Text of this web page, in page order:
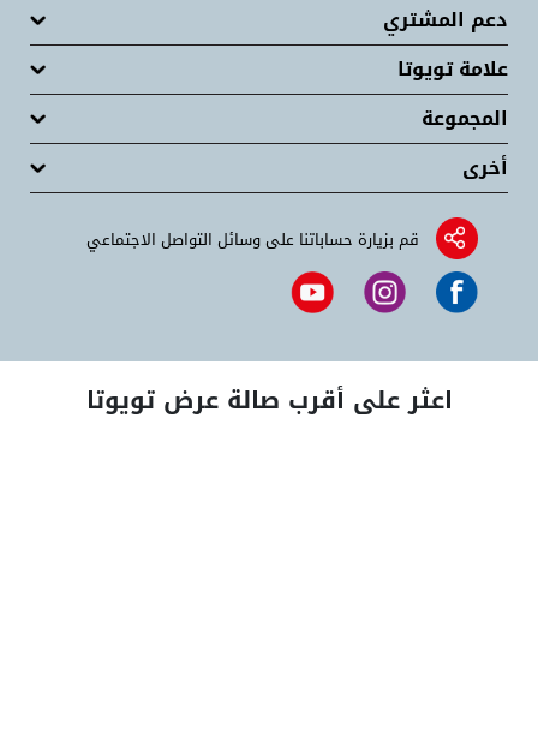
دعم المشتري
علامة تويوتا
المجموعة
أخرى
قم بزيارة حساباتنا على وسائل التواصل الاجتماعي
اعثر على أقرب صالة عرض تويوتا